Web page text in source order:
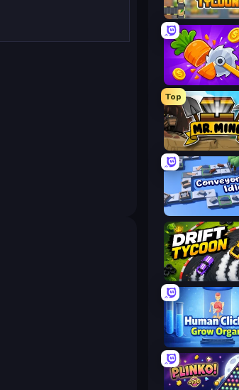
Leek Factory
Farm Ring Idle
Top
Mr. Mine
Conveyor Idle
Drift Tycoon